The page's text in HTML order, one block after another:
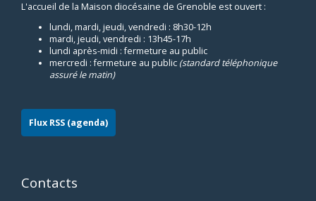
L'accueil de la Maison diocésaine de Grenoble est ouvert :
lundi, mardi, jeudi, vendredi : 8h30-12h
mardi, jeudi, vendredi : 13h45-17h
lundi après-midi : fermeture au public
mercredi : fermeture au public (standard téléphonique
assuré le matin)
Flux RSS (agenda)
Contacts